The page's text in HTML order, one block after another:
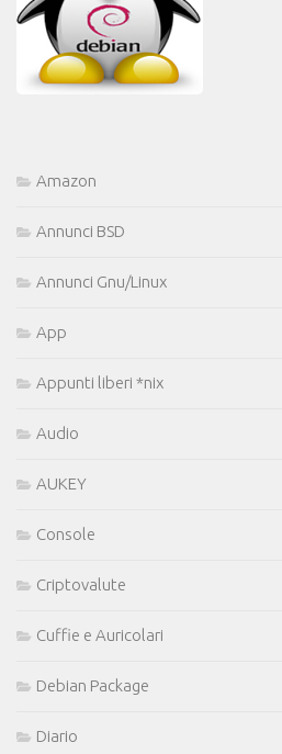
Amazon
Annunci BSD
Annunci Gnu/Linux
App
Appunti liberi *nix
Audio
AUKEY
Console
Criptovalute
Cuffie e Auricolari
Debian Package
Diario